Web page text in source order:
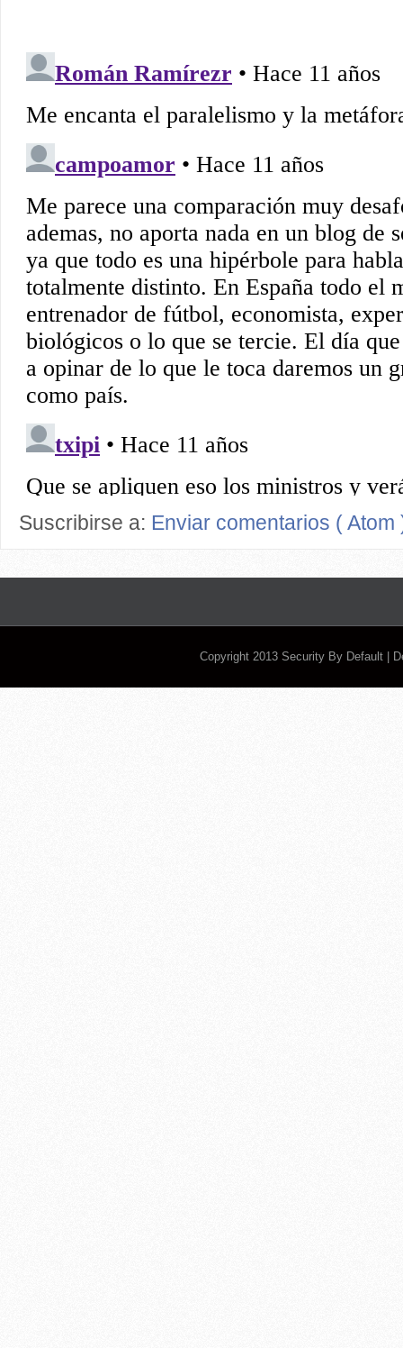
Suscribirse a: Enviar comentarios ( Atom
Copyright 2013 Security By Default |